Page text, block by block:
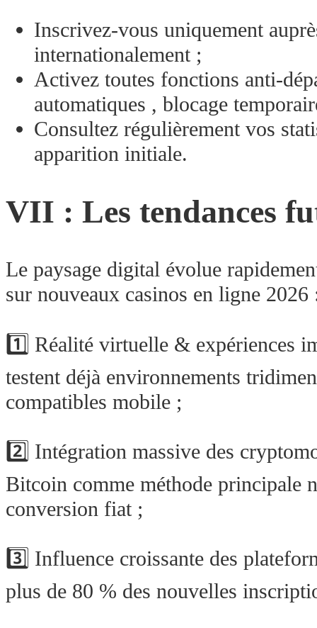
Inscrivez-vous uniquement
internationalement ;
Activez toutes fonctions
automatiques , blocage
Consultez régulièrement vos
apparition initiale.
VII : Les tendances
Le paysage digital évolue
sur nouveaux casinos en ligne 2026
1️⃣ Réalité virtuelle & expériences
testent déjà environnements
compatibles mobile ;
2️⃣ Intégration massive des
Bitcoin comme méthode principale
conversion fiat ;
3️⃣ Influence croissante des
plus de 80 % des nouvelles